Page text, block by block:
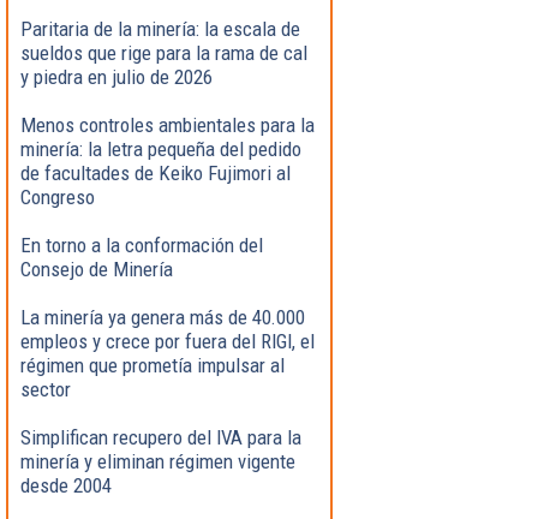
Paritaria de la minería: la escala de
sueldos que rige para la rama de cal
y piedra en julio de 2026
Menos controles ambientales para la
minería: la letra pequeña del pedido
de facultades de Keiko Fujimori al
Congreso
En torno a la conformación del
Consejo de Minería
La minería ya genera más de 40.000
empleos y crece por fuera del RIGI, el
régimen que prometía impulsar al
sector
Simplifican recupero del IVA para la
minería y eliminan régimen vigente
desde 2004